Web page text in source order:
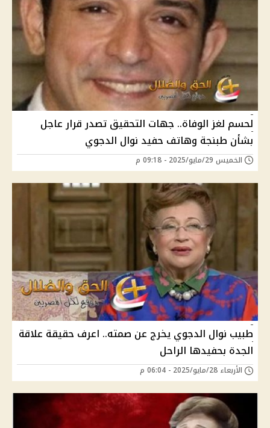
لحسم لغز الوفاة.. جهات التحقيق تصدر قرار عاجل
بشأن طبنجة وهاتف حفيد نوال الدجوي
الخميس 29/مايو/2025 - 09:18 م
طبيب نوال الدجوي يخرج عن صمته.. اعرف حقيقة علاقة
الجدة بحفيدها الراحل
الأربعاء 28/مايو/2025 - 06:04 م